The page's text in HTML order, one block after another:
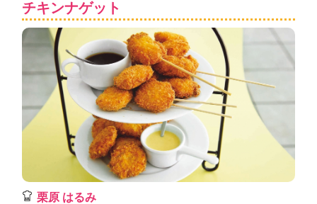
チキンナゲット
栗原 はるみ